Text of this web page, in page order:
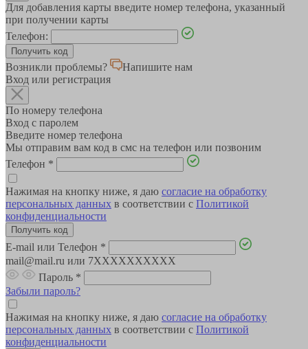
Для добавления карты введите номер телефона, указанный
при получении карты
Телефон:
Возникли проблемы?
Напишите нам
Вход или регистрация
По номеру телефона
Вход с паролем
Введите номер телефона
Мы отправим вам код в смс на телефон или позвоним
Телефон *
Нажимая на кнопку ниже, я даю согласие на обработку
персональных данных в соответствии с Политикой
конфиденциальности
E-mail или Телефон *
mail@mail.ru или 7XXXXXXXXXX
Пароль *
Забыли пароль?
Нажимая на кнопку ниже, я даю согласие на обработку
персональных данных в соответствии с Политикой
конфиденциальности